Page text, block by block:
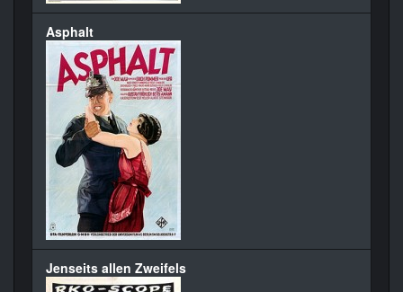
Asphalt
Jenseits allen Zweifels